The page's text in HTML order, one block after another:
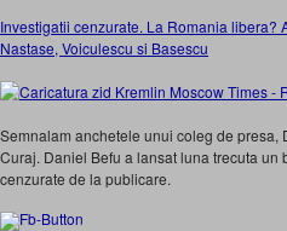
Investigatii cenzurate. La Romania libera?
Nastase, Voiculescu si Basescu
Semnalam anchetele unui coleg de
Curaj. Daniel Befu a lansat luna trecuta
cenzurate de la publicare.